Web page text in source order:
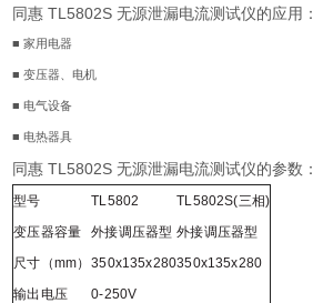
同惠 TL5802S 无源泄漏电流测试仪的应用：
■ 家用电器
■ 变压器、电机
■ 电气设备
■ 电热器具
同惠 TL5802S 无源泄漏电流测试仪的参数：
型号 TL5802 TL5802S(三相)
变压器容量
外接调压器型 外接调压器型
尺寸（mm） 350x135x280350x135x280
输出电压
0-250V